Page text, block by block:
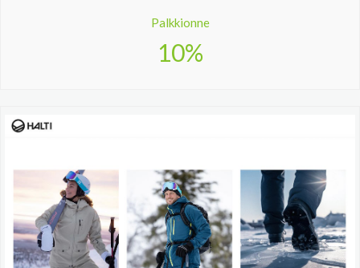
Palkkionne
10%